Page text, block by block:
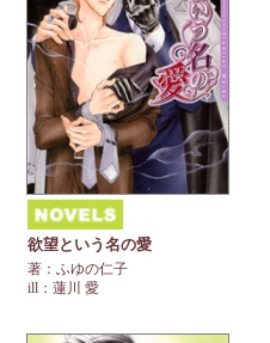
欲望という名の愛
著：ふゆの仁子
ill：蓮川 愛